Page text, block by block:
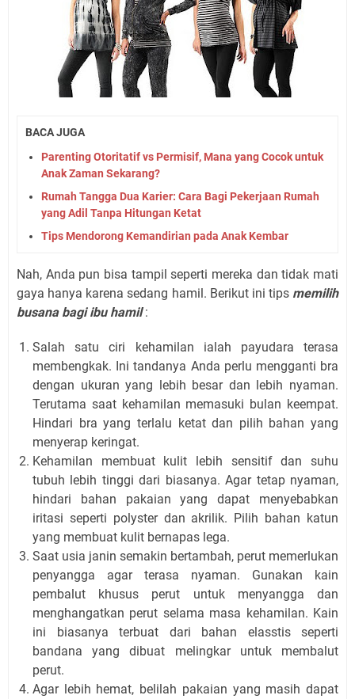
BACA JUGA
Parenting Otoritatif vs Permisif, Mana yang Cocok untuk
Anak Zaman Sekarang?
Rumah Tangga Dua Karier: Cara Bagi Pekerjaan Rumah
yang Adil Tanpa Hitungan Ketat
Tips Mendorong Kemandirian pada Anak Kembar
Nah, Anda pun bisa tampil seperti mereka dan tidak mati
gaya hanya karena sedang hamil. Berikut ini tips memilih
busana bagi ibu hamil:
Salah satu ciri kehamilan ialah payudara terasa
membengkak. Ini tandanya Anda perlu mengganti bra
dengan ukuran yang lebih besar dan lebih nyaman.
Terutama saat kehamilan memasuki bulan keempat.
Hindari bra yang terlalu ketat dan pilih bahan yang
menyerap keringat.
Kehamilan membuat kulit lebih sensitif dan suhu
tubuh lebih tinggi dari biasanya. Agar tetap nyaman,
hindari bahan pakaian yang dapat menyebabkan
iritasi seperti polyster dan akrilik. Pilih bahan katun
yang membuat kulit bernapas lega.
Saat usia janin semakin bertambah, perut memerlukan
penyangga agar terasa nyaman. Gunakan kain
pembalut khusus perut untuk menyangga dan
menghangatkan perut selama masa kehamilan. Kain
ini biasanya terbuat dari bahan elasstis seperti
bandana yang dibuat melingkar untuk membalut
perut.
Agar lebih hemat, belilah pakaian yang masih dapat